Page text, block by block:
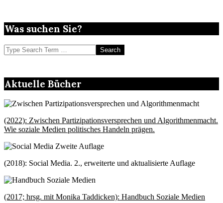
Was suchen Sie?
Search
Aktuelle Bücher
(2022): Zwischen Partizipationsversprechen und Algorithmenmacht.
Wie soziale Medien politisches Handeln prägen.
(2018): Social Media. 2., erweiterte und aktualisierte Auflage
(2017; hrsg. mit Monika Taddicken): Handbuch Soziale Medien